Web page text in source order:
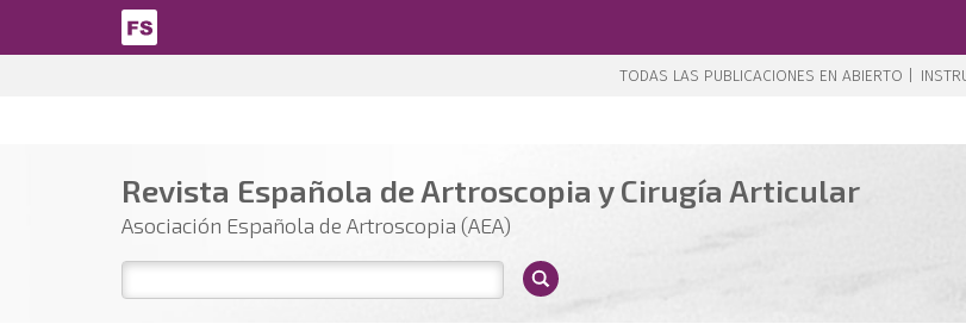
Pasar al contenido principal
TODAS LAS PUBLICACIONES EN ABIERTO |
Revista Española de Artroscopia y Cirugía Articular
Asociación Española de Artroscopia (AEA)